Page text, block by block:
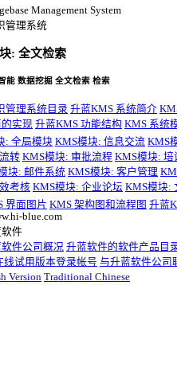
Management System
管理系统
: 全文检索
能 数据挖掘 全文检索 检索
管理系统目录 升蓝KMS 系统简介
实现 升蓝KMS 功能结构 KMS 系统
: 全局模块 KMS模块: 信息交流 KMS
转 KMS模块: 审批流程 KMS模块: 培
块: 邮件系统 KMS模块: 客户管理
考核 KMS模块: 企业论坛 KMS模块:
界面图片 KMS 架构图和流程图 升蓝
blue.com
件
件公司概况 升蓝软件的软件产品目
线试用版本登录帐号 与升蓝软件公司
Version Traditional Chinese